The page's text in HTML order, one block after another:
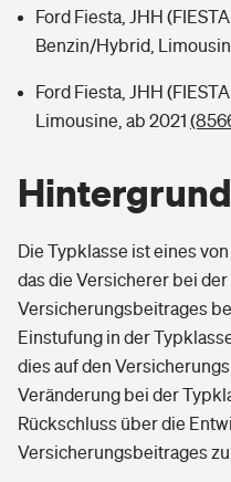
Ford Fiesta, JHH
Benzin/Hybrid,
Ford Fiesta, JHH
Limousine, ab 2021
Hintergrund
Die Typklasse ist eines
das die Versicherer bei
Versicherungsbeitrages
Einstufung in der
dies auf den
Veränderung bei der
Rückschluss über die
Versicherungsbeitrages zu.